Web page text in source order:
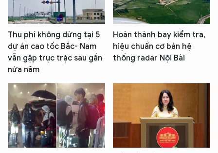
Thu phí không dừng tại 5
dự án cao tốc Bắc- Nam
vẫn gặp trục trặc sau gần
nửa năm
Hoàn thành bay kiểm tra,
hiệu chuẩn cơ bản hệ
thống radar Nội Bài